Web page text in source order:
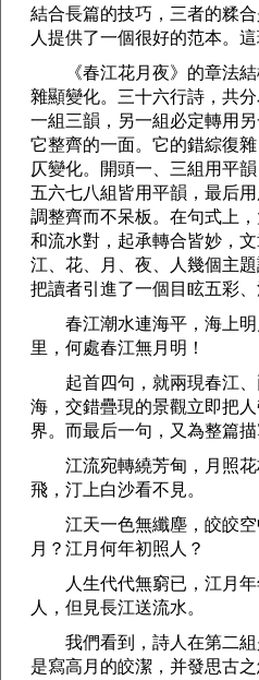
結合長篇的技巧，三者的糅
人提供了一個很好的范本。
《春江花月夜》的章法結
雜顯變化。三十六行詩，共
一組三韻，另一組必定轉用
它整齊的一面。它的錯綜復
仄變化。開頭一、三組用平
五六七八組皆用平韻，最后
調整齊而不呆板。在句式上
和流水對，起承轉合皆妙，文
江、花、月、夜、人幾個主
把讀者引進了一個目眩五彩、
春江潮水連海平，海上明
里，何處春江無月明！
起首四句，就兩現春江、
海，交錯疊現的景觀立即把
界。而最后一句，又為整篇描
江流宛轉繞芳甸，月照花
飛，汀上白沙看不見。
江天一色無纖塵，皎皎空
月？江月何年初照人？
人生代代無窮已，江月年
人，但見長江送流水。
我們看到，詩人在第二組
是寫高月的皎潔，并發思古